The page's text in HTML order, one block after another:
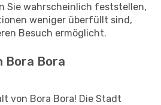
Sie wahrscheinlich feststellen,
weniger überfüllt sind,
Besuch ermöglicht.
Bora Bora
von Bora Bora! Die Stadt